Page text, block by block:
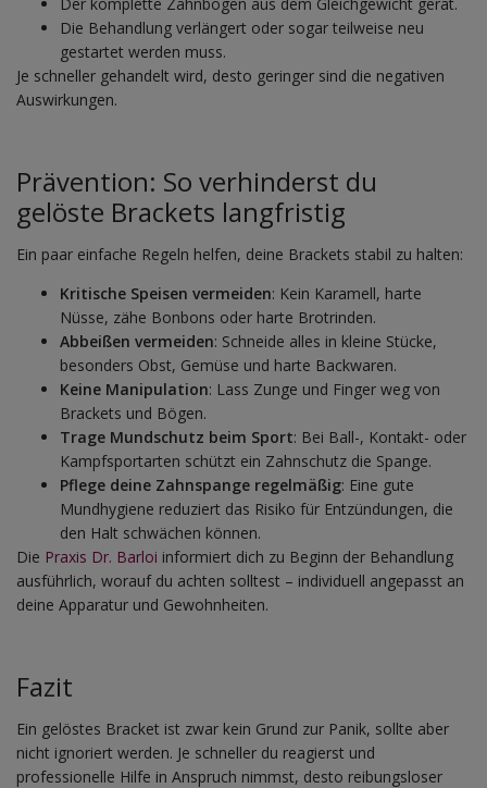
Die Behandlung verlängert oder sogar teilweise neu
gestartet werden muss.
Je schneller gehandelt wird, desto geringer sind die negativen
Auswirkungen.
Prävention: So verhinderst du
gelöste Brackets langfristig
Ein paar einfache Regeln helfen, deine Brackets stabil zu halten:
Kritische Speisen vermeiden: Kein Karamell, harte
Nüsse, zähe Bonbons oder harte Brotrinden.
Abbeißen vermeiden: Schneide alles in kleine Stücke,
besonders Obst, Gemüse und harte Backwaren.
Keine Manipulation: Lass Zunge und Finger weg von
Brackets und Bögen.
Trage Mundschutz beim Sport: Bei Ball-, Kontakt- oder
Kampfsportarten schützt ein Zahnschutz die Spange.
Pflege deine Zahnspange regelmäßig: Eine gute
Mundhygiene reduziert das Risiko für Entzündungen, die
den Halt schwächen können.
Die Praxis Dr. Barloi informiert dich zu Beginn der Behandlung
ausführlich, worauf du achten solltest – individuell angepasst an
deine Apparatur und Gewohnheiten.
Fazit
Ein gelöstes Bracket ist zwar kein Grund zur Panik, sollte aber
nicht ignoriert werden. Je schneller du reagierst und
professionelle Hilfe in Anspruch nimmst, desto reibungsloser